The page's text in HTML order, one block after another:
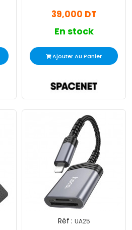
39,000 DT
En stock
Ajouter Au Panier
Réf : UA25